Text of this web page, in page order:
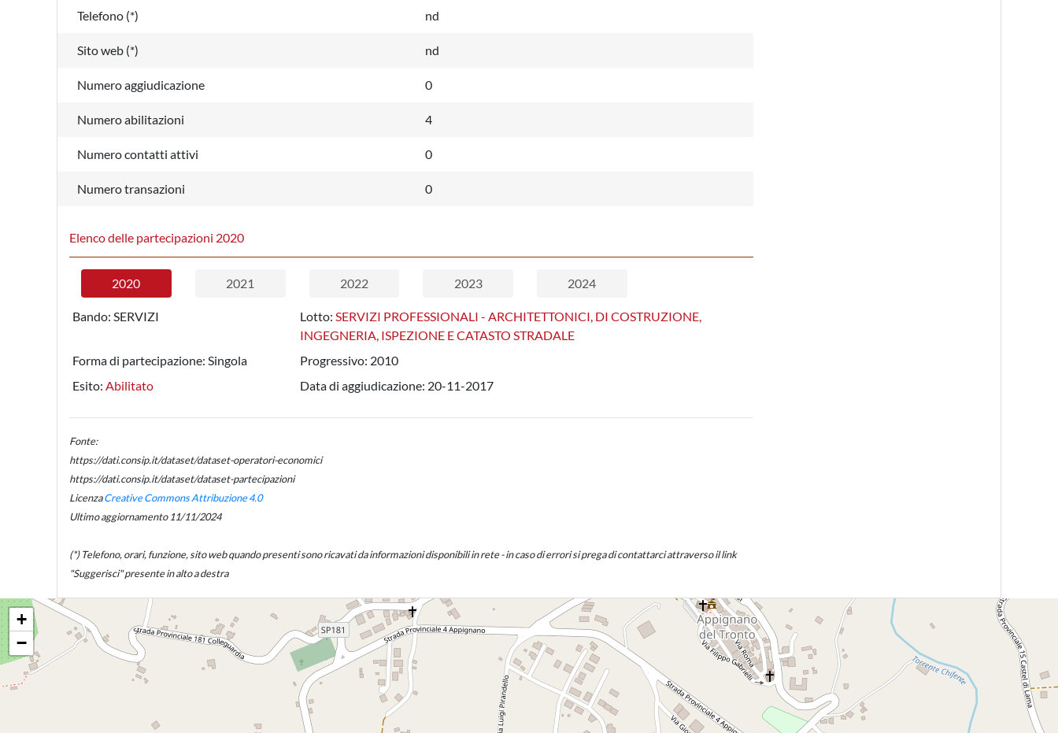
Telefono (*) nd
Sito web (*) nd
Numero aggiudicazione 0
Numero abilitazioni 4
Numero contatti attivi 0
Numero transazioni 0
Elenco delle partecipazioni 2020
2020 2021 2022 2023 2024
Bando: SERVIZI Lotto: SERVIZI PROFESSIONALI - ARCHITETTONICI, DI COSTRUZIONE,
INGEGNERIA, ISPEZIONE E CATASTO STRADALE
Forma di partecipazione: Singola Progressivo: 2010
Esito: Abilitato Data di aggiudicazione: 20-11-2017
Fonte:
https://dati.consip.it/dataset/dataset-operatori-economici
https://dati.consip.it/dataset/dataset-partecipazioni
LicenzaCreative Commons Attribuzione 4.0
Ultimo aggiornamento 11/11/2024
(*) Telefono, orari, funzione, sito web quando presenti sono ricavati da informazioni disponibili in rete - in caso di errori si prega di contattarci attraverso il link
"Suggerisci" presente in alto a destra
+
−